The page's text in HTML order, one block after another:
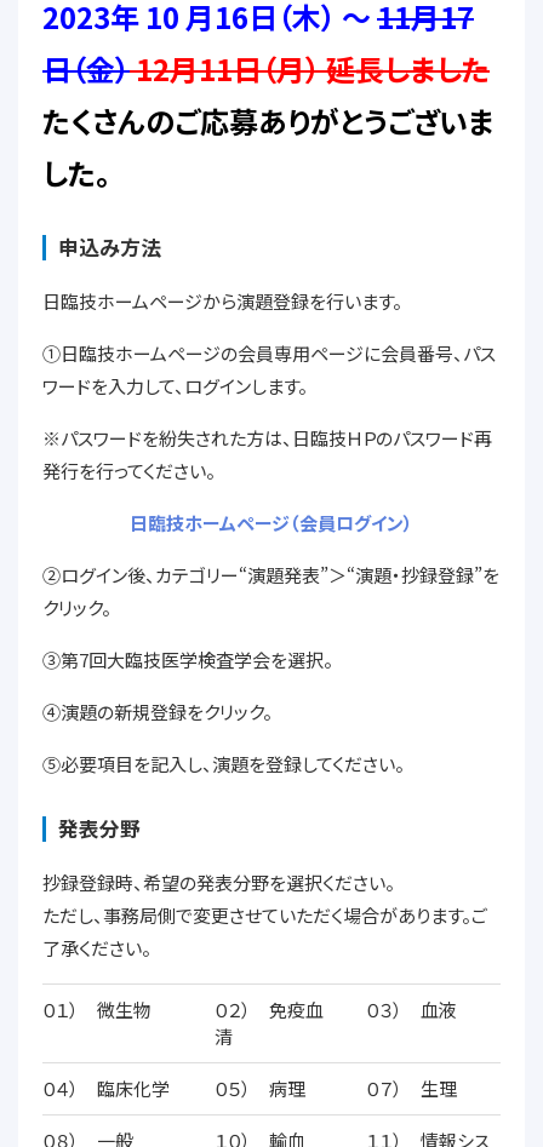
2023年 10 月16日（木） ～11月17
日（金）12月11日（月） 延長しました
たくさんのご応募ありがとうございま
した。
申込み方法
日臨技ホームページから演題登録を行います。
①日臨技ホームページの会員専用ページに会員番号、パス
ワードを入力して、ログインします。
※パスワードを紛失された方は、日臨技ＨＰのパスワード再
発行を行ってください。
日臨技ホームページ（会員ログイン）
②ログイン後、カテゴリー“演題発表”＞“演題・抄録登録”を
クリック。
③第7回大臨技医学検査学会を選択。
④演題の新規登録をクリック。
⑤必要項目を記入し、演題を登録してください。
発表分野
抄録登録時、希望の発表分野を選択ください。
ただし、事務局側で変更させていただく場合があります。ご
了承ください。
０１） 微生物
０２） 免疫血
清
０３） 血液
０４） 臨床化学 ０５） 病理 ０７） 生理
０８） 一般 １０） 輸血 １１） 情報シス